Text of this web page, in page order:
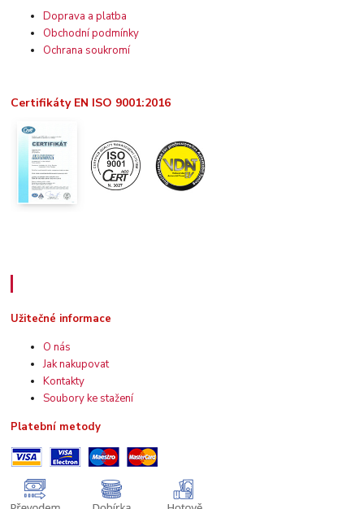
Doprava a platba
Obchodní podmínky
Ochrana soukromí
Certifikáty EN ISO 9001:2016
Užitečné informace
O nás
Jak nakupovat
Kontakty
Soubory ke stažení
Platební metody